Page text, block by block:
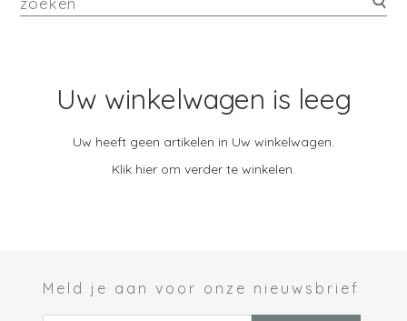
Uw winkelwagen is leeg
Uw heeft geen artikelen in Uw winkelwagen.
Klik hier om verder te winkelen.
Meld je aan voor onze nieuwsbrief